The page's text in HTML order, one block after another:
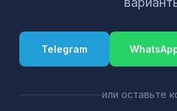
Telegram
или оставьте